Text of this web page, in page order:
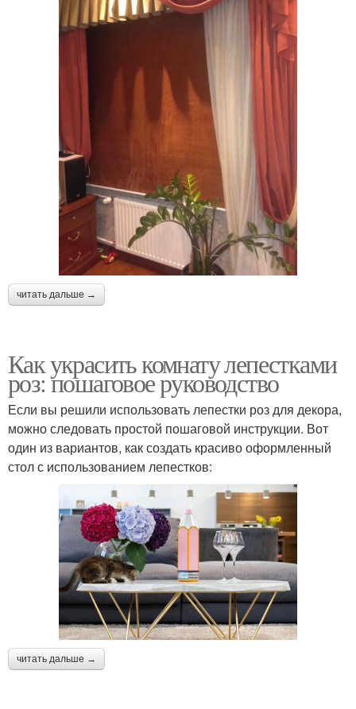
читать дальше →
Как украсить комнату лепестками
роз: пошаговое руководство
Если вы решили использовать лепестки роз для декора,
можно следовать простой пошаговой инструкции. Вот
один из вариантов, как создать красиво оформленный
стол с использованием лепестков:
читать дальше →